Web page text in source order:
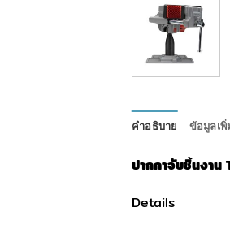
คำอธิบาย ข้อมูลเพิ่
ปากกาจับชิ้นงา
Details